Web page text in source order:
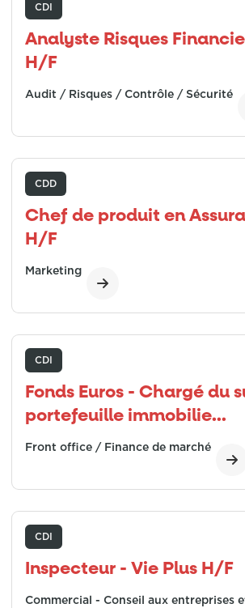
CDI
Analyste Risques
H/F
Audit / Risques / Contrôle / Sécurité
CDD
Chef de produit en
H/F
Marketing
CDI
Fonds Euros - Chargé du
portefeuille immobilie...
Front office / Finance de marché
CDI
Inspecteur - Vie Plus H/F
Commercial - Conseil aux entreprises